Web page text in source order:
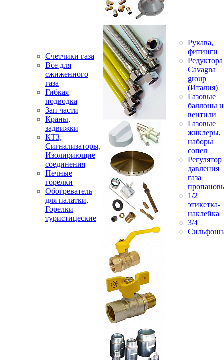
Счетчики газа
Все для
сжиженного
газа
Гибкая
подводка
Зап части
Краны,
задвижки
КТЗ,
Сигнализаторы,
Изолириющие
соединения
Печные
горелки
Обогреватель
для палатки,
Горелки
туристицеские
Рукава,
фитинги
Редуктора
Cavagna
group
(Италия)
Газовые
баллоны и
вентили
Газовые
жиклеры,
наборы
сопел
Регулятор
давления
газа
1/2
этикетка-
наклейка
3/4